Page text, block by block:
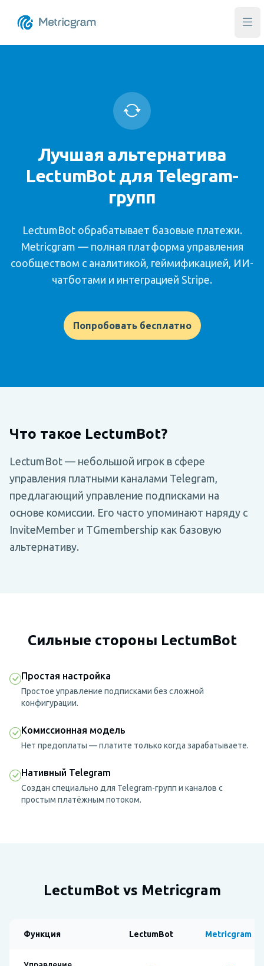
Лучшая альтернатива
LectumBot для Telegram-
групп
LectumBot обрабатывает базовые платежи.
Metricgram — полная платформа управления
сообществом с аналитикой, геймификацией, ИИ-
чатботами и интеграцией Stripe.
Попробовать бесплатно
Что такое LectumBot?
LectumBot — небольшой игрок в сфере
управления платными каналами Telegram,
предлагающий управление подписками на
основе комиссии. Его часто упоминают наряду с
InviteMember и TGmembership как базовую
альтернативу.
Сильные стороны LectumBot
Простая настройка
Простое управление подписками без сложной
конфигурации.
Комиссионная модель
Нет предоплаты — платите только когда зарабатываете.
Нативный Telegram
Создан специально для Telegram-групп и каналов с
простым платёжным потоком.
LectumBot vs Metricgram
Функция LectumBot Metricgram